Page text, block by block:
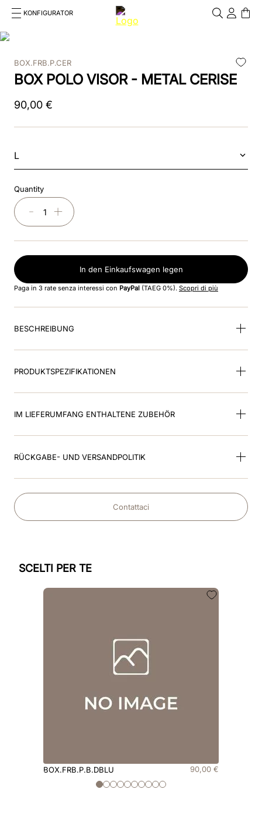
KONFIGURATOR
Cosa stai cercando?
4.box
5.pink
chromo 2
7.helm
9.smart nova polo star
BOX.FRB.P.CER
BOX POLO VISOR - METAL CERISE
90,00 €
L
Quantity
＋
－
In den Einkaufswagen legen
Paga in 3 rate senza interessi con PayPal (TAEG 0%). Scopri di più
BESCHREIBUNG
PRODUKTSPEZIFIKATIONEN
IM LIEFERUMFANG ENTHALTENE ZUBEHÖR
RÜCKGABE- UND VERSANDPOLITIK
Contattaci
SCELTI PER TE
BOX.FRB.P.B.DBLU 90,00 €